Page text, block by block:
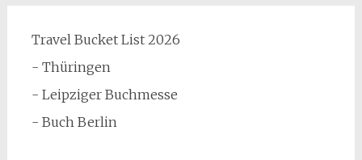
Travel Bucket List 2026
- Thüringen
- Leipziger Buchmesse
- Buch Berlin